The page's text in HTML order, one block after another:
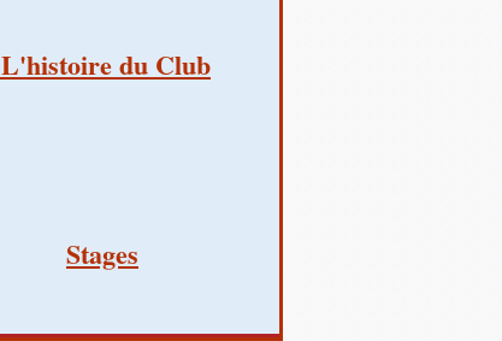
L'histoire du Club
Stages